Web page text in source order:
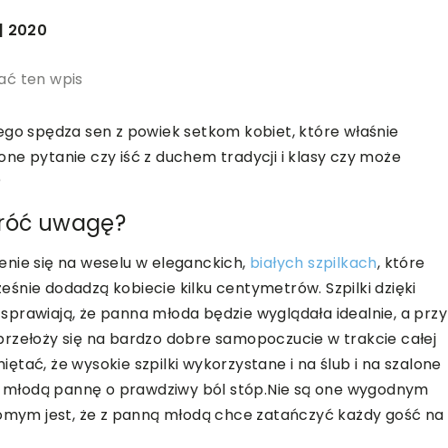
2020
ten wpis
spędza sen z powiek setkom kobiet, które właśnie
pytanie czy iść z duchem tradycji i klasy czy może
uwagę?
się na weselu w eleganckich, białych szpilkach, które
dodadzą kobiecie kilku centymetrów. Szpilki dzięki
że panna młoda będzie wyglądała idealnie, a przy
się na bardzo dobre samopoczucie w trakcie całej
że wysokie szpilki wykorzystane i na ślub i na szalone
pannę o prawdziwy ból stóp.Nie są one wygodnym
jest, że z panną młodą chce zatańczyć każdy gość na